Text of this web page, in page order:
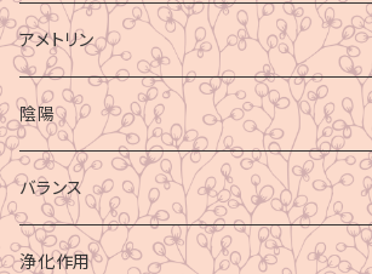
アメトリン
陰陽
バランス
浄化作用